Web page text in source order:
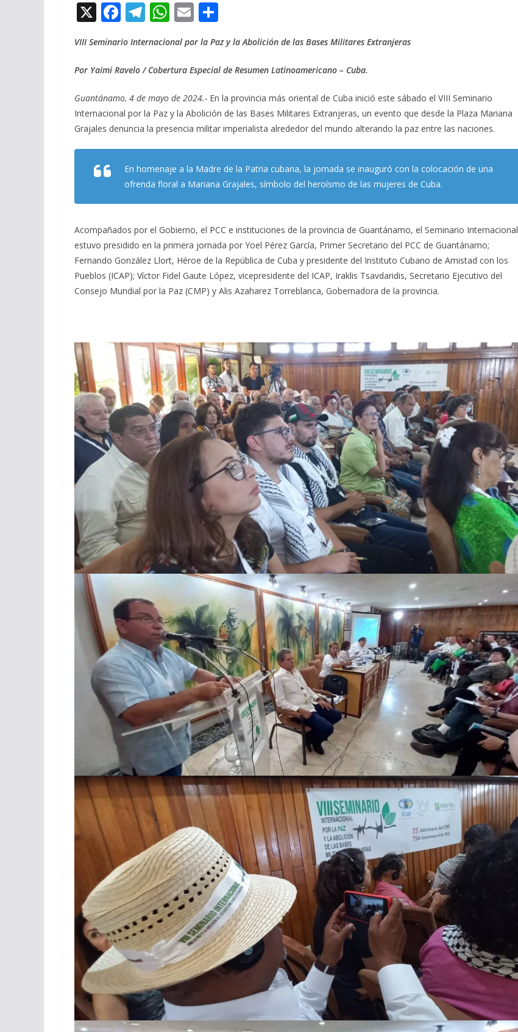
X F
ac
e
b
o
o
k
T
e
gr
a
m
W
h
at
s
A
p
p
E
m
ai
l
m
p
ar
ti
r
VIII Seminario Internacional por la Paz y la Abolición de las Bases Militares Extranjeras
Por Yaimi Ravelo / Cobertura Especial de Resumen Latinoamericano – Cuba.
Guantánamo, 4 de mayo de 2024.- En la provincia más oriental de Cuba inició este sábado el VIII Seminario
Internacional por la Paz y la Abolición de las Bases Militares Extranjeras, un evento que desde la Plaza Mariana
Grajales denuncia la presencia militar imperialista alrededor del mundo alterando la paz entre las naciones.
En homenaje a la Madre de la Patria cubana, la jornada se inauguró con la colocación de una
ofrenda floral a Mariana Grajales, símbolo del heroísmo de las mujeres de Cuba.
Acompañados por el Gobierno, el PCC e instituciones de la provincia de Guantánamo, el Seminario Internacional
estuvo presidido en la primera jornada por Yoel Pérez García, Primer Secretario del PCC de Guantánamo;
Fernando González Llort, Héroe de la República de Cuba y presidente del Instituto Cubano de Amistad con los
Pueblos (ICAP); Víctor Fidel Gaute López, vicepresidente del ICAP, Iraklis Tsavdaridis, Secretario Ejecutivo del
Consejo Mundial por la Paz (CMP) y Alis Azaharez Torreblanca, Gobernadora de la provincia.